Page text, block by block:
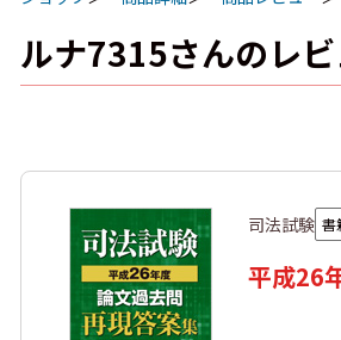
ルナ7315さんのレ
司法試験 書
平成26